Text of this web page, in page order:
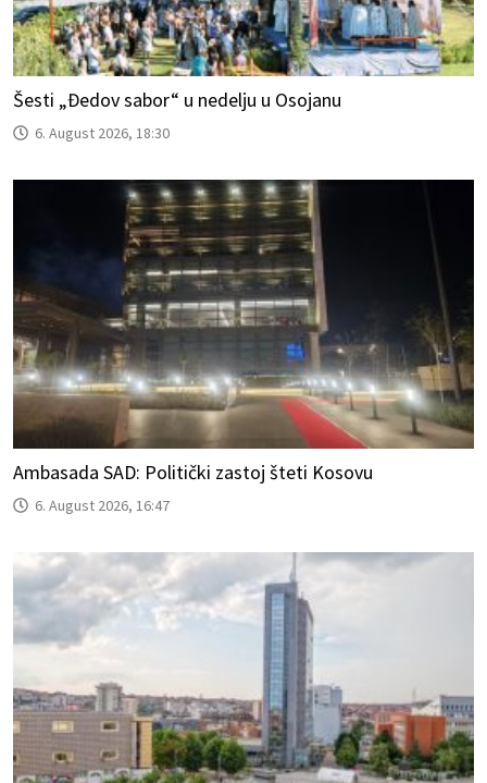
Šesti „Đedov sabor“ u nedelju u Osojanu
6. August 2026, 18:30
Ambasada SAD: Politički zastoj šteti Kosovu
6. August 2026, 16:47